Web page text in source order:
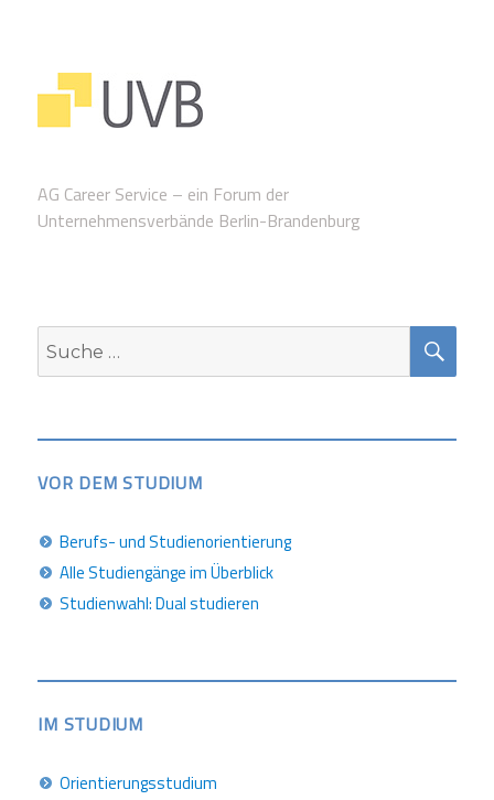
AG Career Service – ein Forum der
Unternehmensverbände Berlin-Brandenburg
Suche
nach:
VOR DEM STUDIUM
Berufs- und Studienorientierung
Alle Studiengänge im Überblick
Studienwahl: Dual studieren
IM STUDIUM
Orientierungsstudium